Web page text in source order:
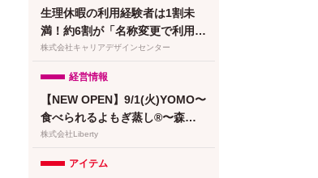
新発売！
生理休暇の利用経験者は1割未
満！約6割が「名称変更で利用し
やすくなる」と回答／『女の転
ト【第134回】
株式会社キャリアデザインセンター
経営情報
【NEW OPEN】9/1(火)YOMO〜
食べられるよもぎ蒸し®〜森下
清澄白河店グランドオープン！
株式会社Liberty
アイテム